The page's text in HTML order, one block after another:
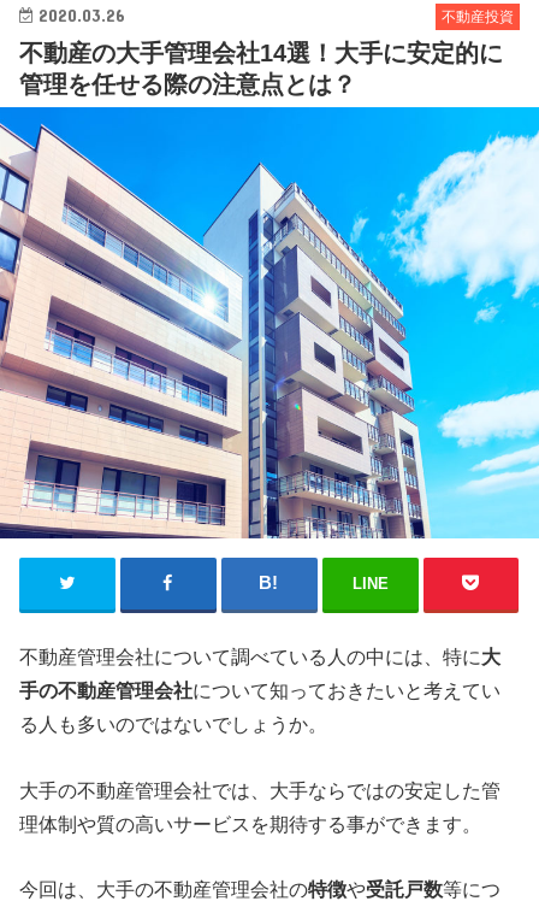
不動産投資
2020.03.26
不動産の大手管理会社14選！大手に安定的に
管理を任せる際の注意点とは？
LINE
不動産管理会社について調べている人の中には、特に大
手の不動産管理会社について知っておきたいと考えてい
る人も多いのではないでしょうか。
大手の不動産管理会社では、大手ならではの安定した管
理体制や質の高いサービスを期待する事ができます。
今回は、大手の不動産管理会社の特徴や受託戸数等につ